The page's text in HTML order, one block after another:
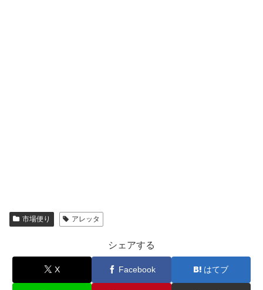
市場便り アレッタ
シェアする
X Facebook はてブ